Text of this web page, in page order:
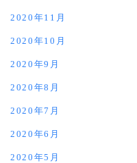
2020年11月
2020年10月
2020年9月
2020年8月
2020年7月
2020年6月
2020年5月